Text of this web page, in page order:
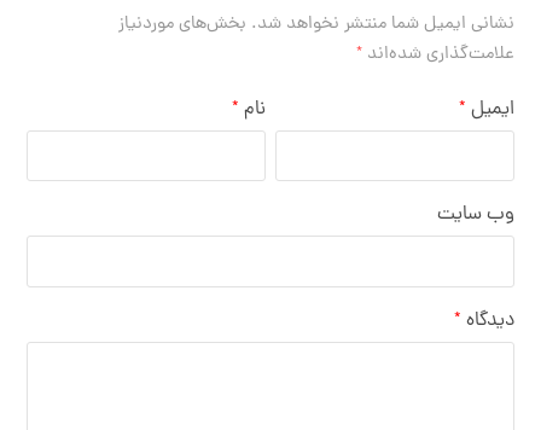
نشانی ایمیل شما منتشر نخواهد شد. بخش‌های موردنیاز
علامت‌گذاری شده‌اند*
نام * ایمیل *
وب‌ سایت
دیدگاه *